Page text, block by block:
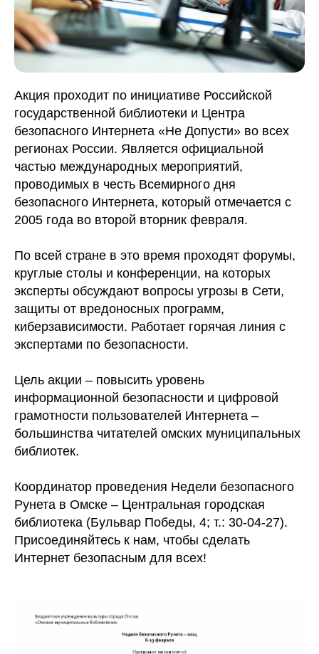
Акция проходит по инициативе Российской
государственной библиотеки и Центра
безопасного Интернета «Не Допусти» во всех
регионах России. Является официальной
частью международных мероприятий,
проводимых в честь Всемирного дня
безопасного Интернета, который отмечается с
2005 года во второй вторник февраля.
По всей стране в это время проходят форумы,
круглые столы и конференции, на которых
эксперты обсуждают вопросы угрозы в Сети,
защиты от вредоносных программ,
киберзависимости. Работает горячая линия с
экспертами по безопасности.
Цель акции – повысить уровень
информационной безопасности и цифровой
грамотности пользователей Интернета –
большинства читателей омских муниципальных
библиотек.
Координатор проведения Недели безопасного
Рунета в Омске – Центральная городская
библиотека (Бульвар Победы, 4; т.: 30-04-27).
Присоединяйтесь к нам, чтобы сделать
Интернет безопасным для всех!